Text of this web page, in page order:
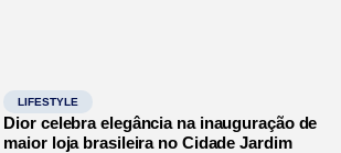
LIFESTYLE
Dior celebra elegância na inauguração de
maior loja brasileira no Cidade Jardim